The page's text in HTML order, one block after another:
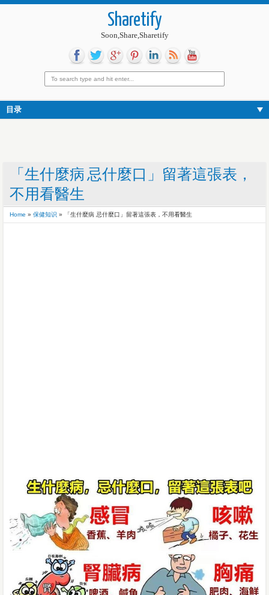
Sharetify
Soon,Share,Sharetify
目录
「生什麼病 忌什麼口」留著這張表，
不用看醫生
Home » 保健知识 » 「生什麼病 忌什麼口」留著這張表，不用看醫生